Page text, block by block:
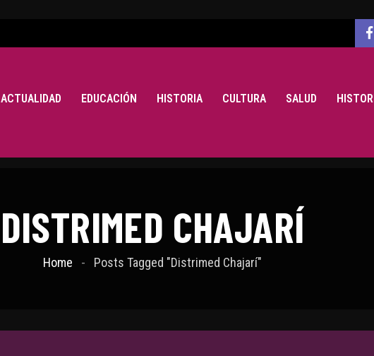
ACTUALIDAD EDUCACIÓN HISTORIA CULTURA SALUD
DISTRIMED CHAJARÍ
Home Posts Tagged "Distrimed Chajarí"